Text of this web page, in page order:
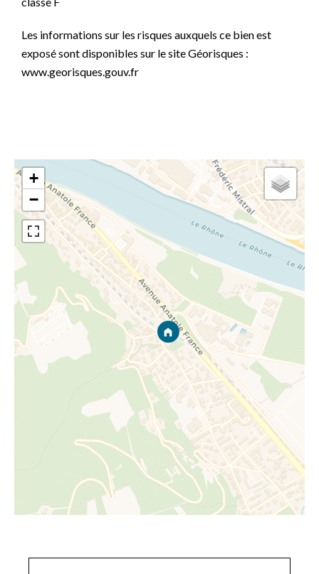
Les informations sur les risques auxquels ce bien est
exposé sont disponibles sur le site Géorisques :
www.georisques.gouv.fr
+
−